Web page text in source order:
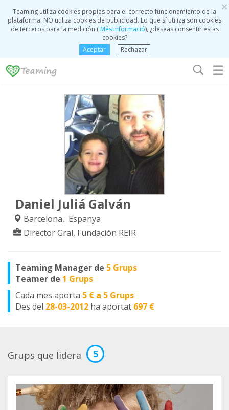
×
Teaming utiliza cookies propias para el correcto funcionamiento de la
plataforma. NO utiliza cookies de publicidad. Lo que sí utiliza son cookies
de terceros para la medición (Més informació), ¿deseas consentir estas
cookies?
Aceptar
Rechazar
☰
Daniel Juliá Galván
Barcelona, Espanya
Director Gral, Fundación REIR
Teaming Manager de 5 Grups
Teamer de 1 Grups
Cada mes aporta 5 € a 5 Grups
Des del 28-03-2012 ha aportat 697 €
Grups que lidera 5